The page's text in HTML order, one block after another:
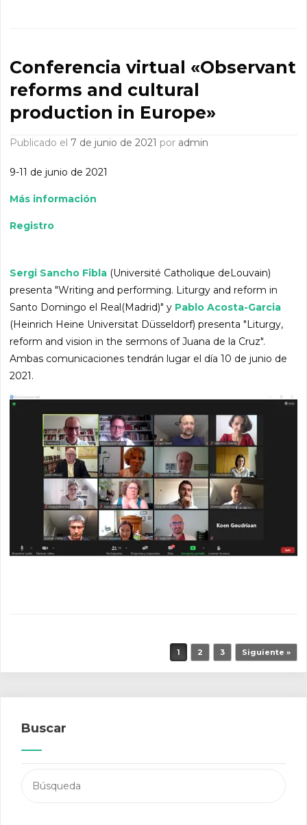
Conferencia virtual «Observant
reforms and cultural
production in Europe»
Publicado el 7 de junio de 2021 por admin
9-11 de junio de 2021
Más información
Registro
Sergi Sancho Fibla (Université Catholique deLouvain)
presenta "Writing and performing. Liturgy and reform in
Santo Domingo el Real(Madrid)" y Pablo Acosta-Garcia
(Heinrich Heine Universitat Düsseldorf) presenta "Liturgy,
reform and vision in the sermons of Juana de la Cruz".
Ambas comunicaciones tendrán lugar el día 10 de junio de
2021.
1 2 3 Siguiente »
Buscar